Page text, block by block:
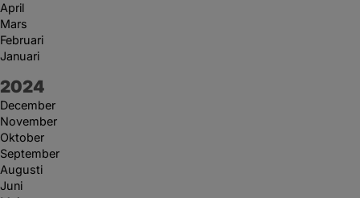
April
Mars
Februari
Januari
År:
2024
December
November
Oktober
September
Augusti
Juni